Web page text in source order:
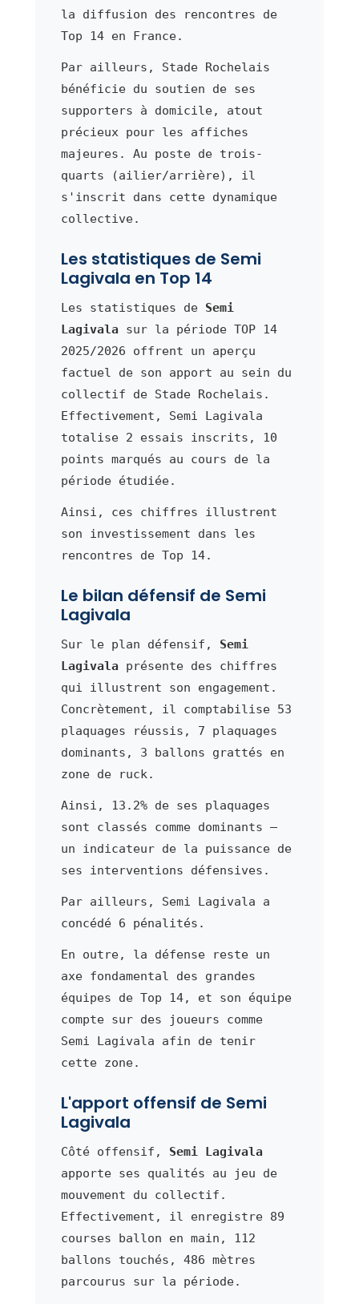
la diffusion des rencontres de
Top 14 en France.
Par ailleurs, Stade Rochelais
bénéficie du soutien de ses
supporters à domicile, atout
précieux pour les affiches
majeures. Au poste de trois-
quarts (ailier/arrière), il
s'inscrit dans cette dynamique
collective.
Les statistiques de Semi
Lagivala en Top 14
Les statistiques de Semi
Lagivala sur la période TOP 14
2025/2026 offrent un aperçu
factuel de son apport au sein du
collectif de Stade Rochelais.
Effectivement, Semi Lagivala
totalise 2 essais inscrits, 10
points marqués au cours de la
période étudiée.
Ainsi, ces chiffres illustrent
son investissement dans les
rencontres de Top 14.
Le bilan défensif de Semi
Lagivala
Sur le plan défensif, Semi
Lagivala présente des chiffres
qui illustrent son engagement.
Concrètement, il comptabilise 53
plaquages réussis, 7 plaquages
dominants, 3 ballons grattés en
zone de ruck.
Ainsi, 13.2% de ses plaquages
sont classés comme dominants —
un indicateur de la puissance de
ses interventions défensives.
Par ailleurs, Semi Lagivala a
concédé 6 pénalités.
En outre, la défense reste un
axe fondamental des grandes
équipes de Top 14, et son équipe
compte sur des joueurs comme
Semi Lagivala afin de tenir
cette zone.
L'apport offensif de Semi
Lagivala
Côté offensif, Semi Lagivala
apporte ses qualités au jeu de
mouvement du collectif.
Effectivement, il enregistre 89
courses ballon en main, 112
ballons touchés, 486 mètres
parcourus sur la période.